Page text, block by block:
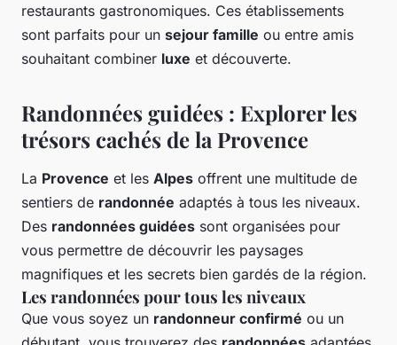
restaurants gastronomiques. Ces établissements
sont parfaits pour un sejour famille ou entre amis
souhaitant combiner luxe et découverte.
Randonnées guidées : Explorer les
trésors cachés de la Provence
La Provence et les Alpes offrent une multitude de
sentiers de randonnée adaptés à tous les niveaux.
Des randonnées guidées sont organisées pour
vous permettre de découvrir les paysages
magnifiques et les secrets bien gardés de la région.
Les randonnées pour tous les niveaux
Que vous soyez un randonneur confirmé ou un